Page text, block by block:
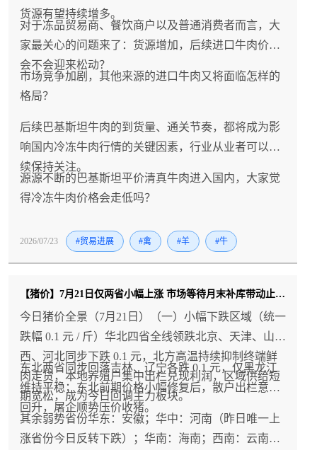
货源有望持续增多。
对于冻品贸易商、餐饮商户以及普通消费者而言，大
家最关心的问题来了：货源增加，后续进口牛肉价格
会不会迎来松动？
市场竞争加剧，其他来源的进口牛肉又将面临怎样的
格局？
后续巴基斯坦牛肉的到货量、通关节奏，都将成为影
响国内冷冻牛肉行情的关键因素，行业从业者可以持
续保持关注。
源源不断的巴基斯坦平价清真牛肉进入国内，大家觉
得冷冻牛肉价格会走低吗？
2026/07/23 #贸易进展 #禽 #羊 #牛
【猪价】7月21日仅两省小幅上涨 市场等待月末补库带动止跌修复
今日猪价全景（7月21日）（一）小幅下跌区域（统一
跌幅 0.1 元 / 斤）华北四省全线领跌北京、天津、山
西、河北同步下跌 0.1 元，北方高温持续抑制终端鲜
肉走货，本地养殖户集中出栏兑现利润，区域供给短
期宽松，成为今日回调主力板块。
东北两省同步回落吉林、辽宁各跌 0.1 元，仅黑龙江
维持平稳；东北前期价格小幅修复后，散户出栏意愿
回升，屠企顺势压价收猪。
其余弱势省份华东：安徽；华中：河南（昨日唯一上
涨省份今日反转下跌）；华南：海南；西南：云南；